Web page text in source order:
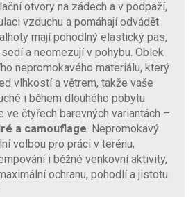
otvory na zádech a v podpaží,
vzduchu a pomáhají odvádět
mají pohodlný elastický pas,
a neomezují v pohybu. Oblek
nepromokavého materiálu, který
vlhkostí a větrem, takže vaše
i během dlouhého pobytu
ve čtyřech barevných variantách –
a camouflage . Nepromokavý
volbou pro práci v terénu,
i běžné venkovní aktivity,
ochranu, pohodlí a jistotu